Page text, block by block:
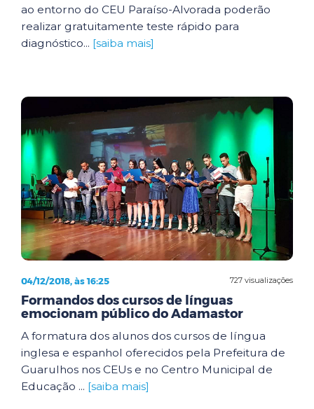
ao entorno do CEU Paraíso-Alvorada poderão
realizar gratuitamente teste rápido para
diagnóstico... [saiba mais]
727 visualizações
04/12/2018, às 16:25
Formandos dos cursos de línguas
emocionam público do Adamastor
A formatura dos alunos dos cursos de língua
inglesa e espanhol oferecidos pela Prefeitura de
Guarulhos nos CEUs e no Centro Municipal de
Educação ... [saiba mais]